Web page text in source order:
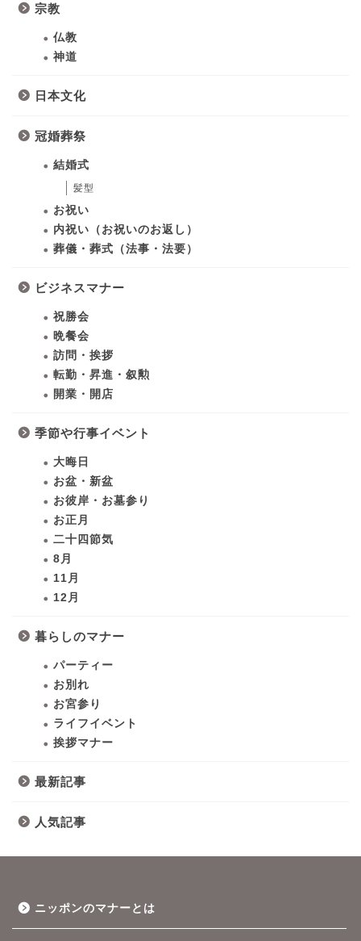
宗教
仏教
神道
日本文化
冠婚葬祭
結婚式
髪型
お祝い
内祝い（お祝いのお返し）
葬儀・葬式（法事・法要）
ビジネスマナー
祝勝会
晩餐会
訪問・挨拶
転勤・昇進・叙勲
開業・開店
季節や行事イベント
大晦日
お盆・新盆
お彼岸・お墓参り
お正月
二十四節気
8月
11月
12月
暮らしのマナー
パーティー
お別れ
お宮参り
ライフイベント
挨拶マナー
最新記事
人気記事
ニッポンのマナーとは